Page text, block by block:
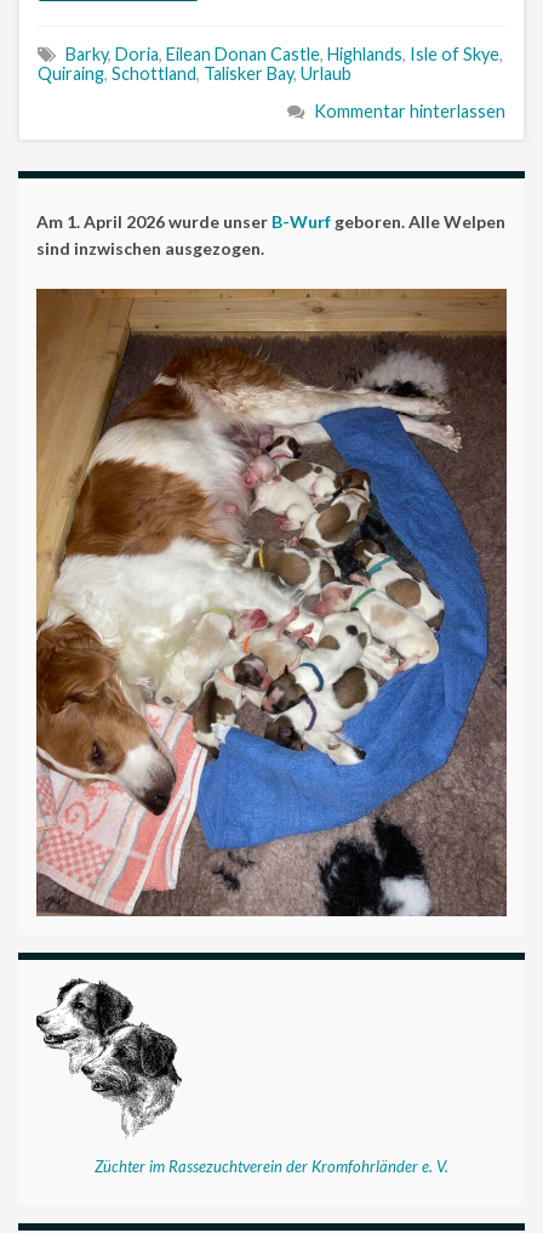
Barky, Doria, Eilean Donan Castle, Highlands, Isle of Skye,
Quiraing, Schottland, Talisker Bay, Urlaub
Kommentar hinterlassen
Am 1. April 2026 wurde unser B-Wurf geboren. Alle Welpen
sind inzwischen ausgezogen.
Züchter im Rassezuchtverein der Kromfohrländer e. V.